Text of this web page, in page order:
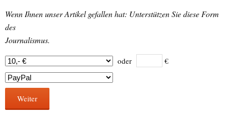
Wenn Ihnen unser Artikel gefallen hat: Unterstützen Sie diese Form
des
Journalismus.
oder €
Weiter